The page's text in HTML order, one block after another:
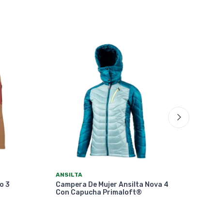
3
ANSILTA
Campera De Mujer Ansilta Nova 4
Con Capucha Primaloft®